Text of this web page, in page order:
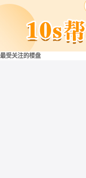
最受关注的楼盘